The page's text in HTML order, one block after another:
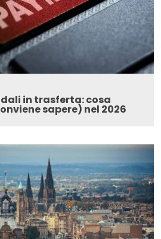
in trasferta: cosa
sapere) nel 2026